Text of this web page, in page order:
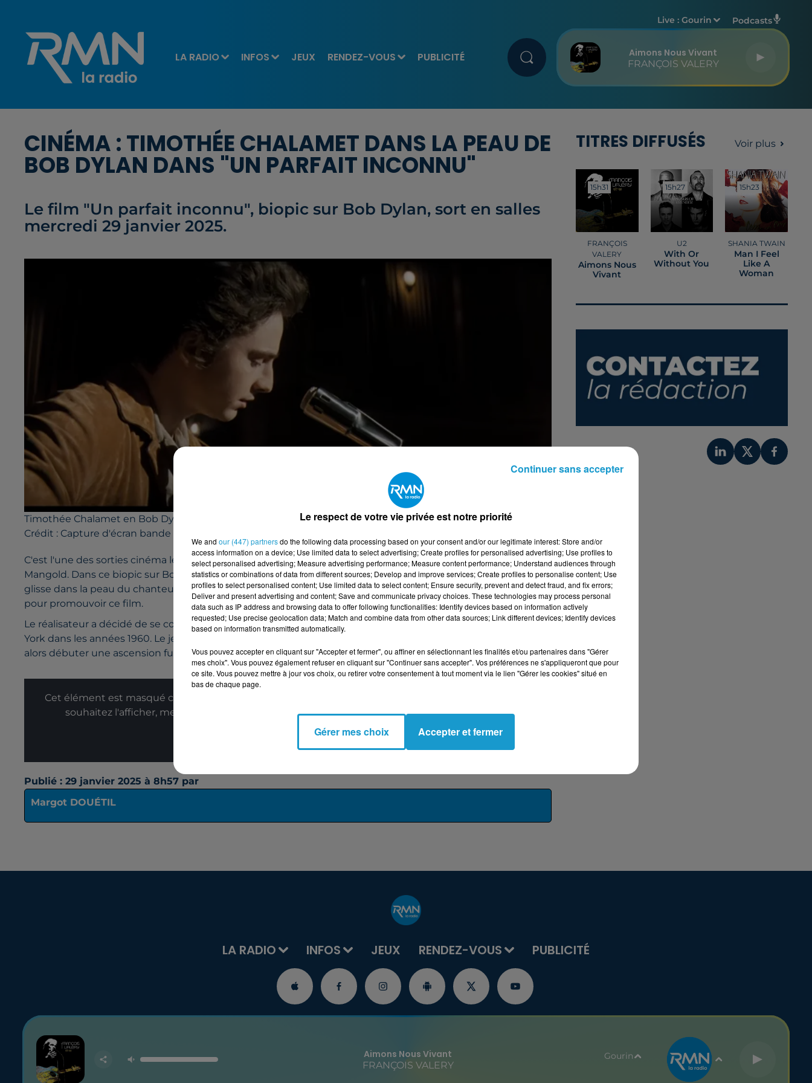
LA RADIO INFOS JEUX RENDEZ-VOUS PUBLICITÉ
Live :Gourin Podcasts
Aimons Nous Vivant
FRANÇOIS VALERY
CINÉMA : TIMOTHÉE CHALAMET DANS LA PEAU DE
BOB DYLAN DANS "UN PARFAIT INCONNU"
Le film "Un parfait inconnu", biopic sur Bob Dylan, sort en salles
mercredi 29 janvier 2025.
Timothée Chalamet en Bob Dylan dans "Un parfait inconnu"
Crédit : Capture d'écran bande annonce Un parfait inconnu
C'est l'une des sorties cinéma les plus attendues de ce début d'année 2025 :Un parfait inconnude James
Mangold. Dans ce biopic sur Bob Dylan, c'est l'acteur franco-américain en vogue Timothée Chalamet, qui se
glisse dans la peau du chanteur.
C’est le rôle qui l’a le “plus marqué” avait-il déclaré en conférence de presse
pour promouvoir ce film.
Le réalisateur a décidé de se concentrer sur une période précise de la carrière de Dylan, ses débuts à New
York dans les années 1960. Le jeune homme de 19 ans débarque, guitare sous la main, du Minnesota. Il va
alors débuter une ascension fulgurante et changerà jamais le cours de la musique américaine.
Cet élément est masqué compte-tenu du refus du dépôt de cookies que vous avez exprimé. Si vous
souhaitez l'afficher, merci de nous donner votre accord en cliquant sur le bouton ci-dessous.
Publié : 29 janvier 2025 à 8h57 par
Margot DOUÉTIL
TITRES DIFFUSÉS Voir plus
15h31
15h31
FRANÇOIS
VALERY
Aimons Nous
Vivant
15h27
15h27
U2
With Or
Without You
15h23
15h23
SHANIA TWAIN
Man I Feel
Like A
Woman
LA RADIO INFOS JEUX RENDEZ-VOUS PUBLICITÉ
Aimons Nous Vivant
FRANÇOIS VALERY
Gourin
Le respect de votre vie privée est notre priorité
We and our (447) partnersdo the following data processing based on your consent and/or our legitimate interest: Store and/or
access information on a device; Use limited data to select advertising; Create profiles for personalised advertising; Use profiles to
select personalised advertising; Measure advertising performance; Measure content performance; Understand audiences through
statistics or combinations of data from different sources; Develop and improve services; Create profiles to personalise content; Use
profiles to select personalised content; Use limited data to select content; Ensure security, prevent and detect fraud, and fix errors;
Deliver and present advertising and content; Save and communicate privacy choices. These technologies may process personal
data such as IP address and browsing data to offer following functionalities: Identify devices based on information actively
requested; Use precise geolocation data; Match and combine data from other data sources; Link different devices; Identify devices
based on information transmitted automatically.
Vous pouvez accepter en cliquant sur "Accepter et fermer", ou affiner en sélectionnant les finalités et/ou partenaires dans "Gérer
mes choix". Vous pouvez également refuser en cliquant sur "Continuer sans accepter". Vos préférences ne s'appliqueront que pour
ce site. Vous pouvez mettre à jour vos choix, ou retirer votre consentement à tout moment via le lien "Gérer les cookies" situé en
bas de chaque page.
Gérer mes choix Accepter et fermer
Continuer sans accepter